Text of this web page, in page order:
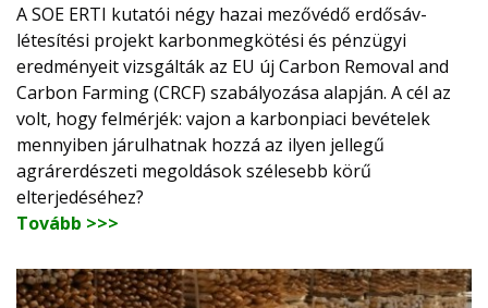
A SOE ERTI kutatói négy hazai mezővédő erdősáv-
létesítési projekt karbonmegkötési és pénzügyi
eredményeit vizsgálták az EU új Carbon Removal and
Carbon Farming (CRCF) szabályozása alapján. A cél az
volt, hogy felmérjék: vajon a karbonpiaci bevételek
mennyiben járulhatnak hozzá az ilyen jellegű
agrárerdészeti megoldások szélesebb körű
elterjedéséhez?
Tovább >>>